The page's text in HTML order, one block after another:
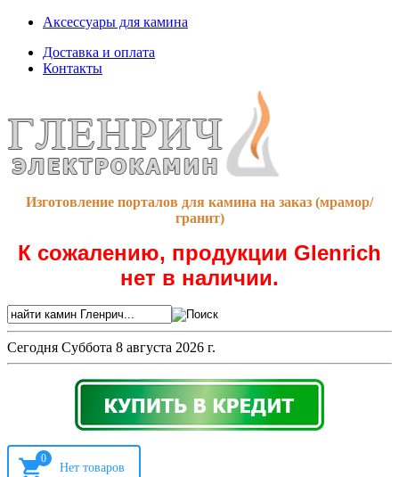
Аксессуары для камина
Доставка и оплата
Контакты
Изготовление порталов для камина на заказ (мрамор/
гранит)
К сожалению, продукции Glenrich
нет в наличии.
Сегодня Суббота 8 августа 2026 г.
0